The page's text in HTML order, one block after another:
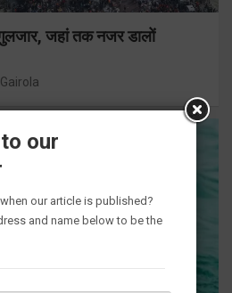
जहां तक नजर डालों
our
our article is published?
and name below to be the